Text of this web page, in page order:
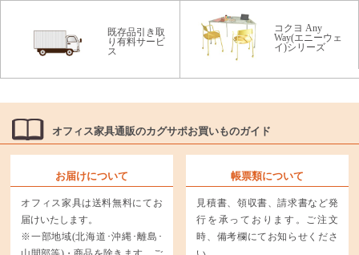
既存品引き取
り有料サービ
ス
コクヨ Any
Way(エニーウェ
イ)シリーズ
オフィス家具通販のカグサポお買いものガイド
お届けについて
オフィス家具は送料無料にてお
届けいたします。
※一部地域(北海道･沖縄･離島･
帳票類について
見積書、領収書、請求書など発
行を承っております。ご注文
時、備考欄にてお知らせくださ